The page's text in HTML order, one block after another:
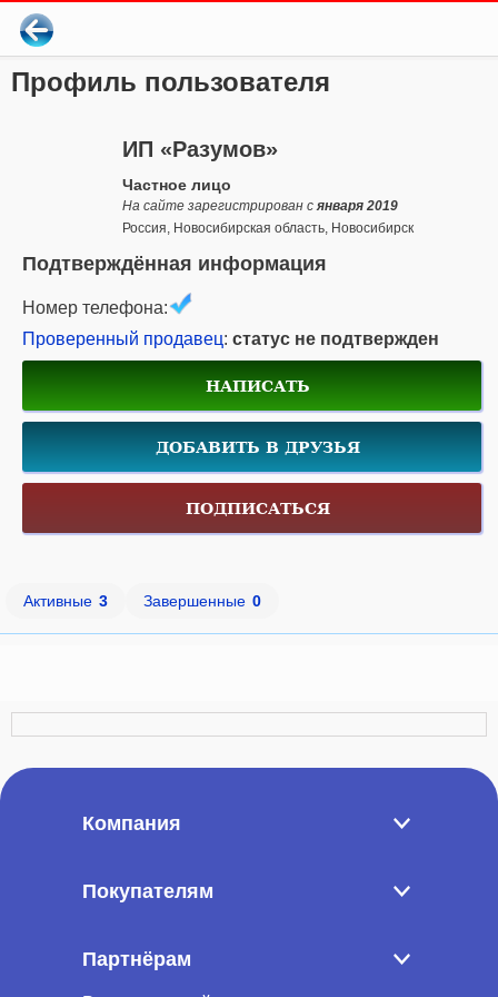
Профиль пользователя
ИП «Разумов»
Частное лицо
На сайте зарегистрирован сянваря 2019
Россия, Новосибирская область, Новосибирск
Подтверждённая информация
Номер телефона:
Проверенный продавец: статус не подтвержден
НАПИСАТЬ
ДОБАВИТЬ В ДРУЗЬЯ
ПОДПИСАТЬСЯ
Активные 3 Завершенные 0
Компания
Покупателям
Партнёрам